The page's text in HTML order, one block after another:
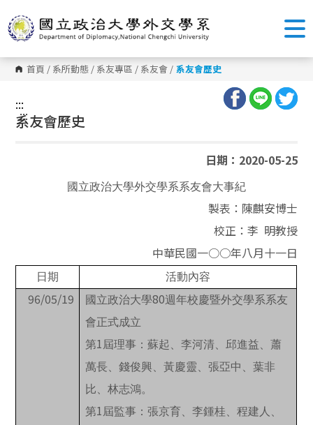
到
主
要
內
容
區 首頁 / 系所動態 / 系友專區 / 系友會 / 系友會歷史
:::
:::
系友會歷史
日期：2020-05-25
國立政治大學外交學系系友會大事紀
製表：陳麒安博士
校正：李 明教授
中華民國一○○年八月十一日
日期 活動內容
96/05/19 國立政治大學80週年校慶暨外交學系系友
會正式成立
第1 屆理事：蘇起、李河清、邱進益、蕭
萬長、錢俊興、黃慶靈、張亞中、葉非
比、林志鴻。
第1 屆監事：張京育、李鍾桂、程建人、